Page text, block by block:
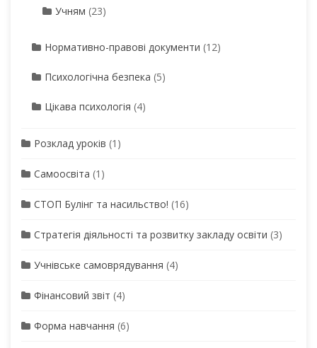
Учням (23)
Нормативно-правові документи (12)
Психологічна безпека (5)
Цікава психологія (4)
Розклад уроків (1)
Самоосвіта (1)
СТОП Булінг та насильство! (16)
Стратегія діяльності та розвитку закладу освіти (3)
Учнівське самоврядування (4)
Фінансовий звіт (4)
Форма навчання (6)